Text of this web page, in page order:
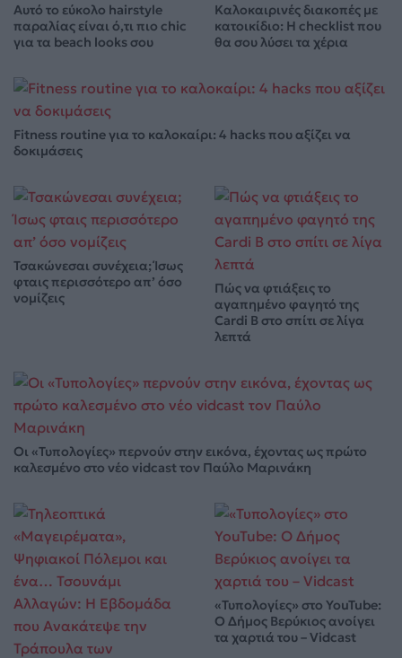
Αυτό το εύκολο hairstyle
παραλίας είναι ό,τι πιο chic
για τα beach looks σου
Καλοκαιρινές διακοπές με
κατοικίδιο: Η checklist που
θα σου λύσει τα χέρια
Fitness routine για το καλοκαίρι: 4 hacks που αξίζει να
δοκιμάσεις
Τσακώνεσαι συνέχεια; Ίσως
φταις περισσότερο απ’ όσο
νομίζεις
Πώς να φτιάξεις το
αγαπημένο φαγητό της
Cardi B στο σπίτι σε λίγα
λεπτά
Οι «Τυπολογίες» περνούν στην εικόνα, έχοντας ως πρώτο
καλεσμένο στο νέο vidcast τον Παύλο Μαρινάκη
«Τυπολογίες» στο YouTube:
Ο Δήμος Βερύκιος ανοίγει
τα χαρτιά του – Vidcast